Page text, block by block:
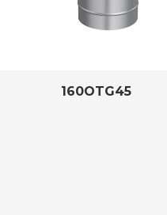
160OTG45